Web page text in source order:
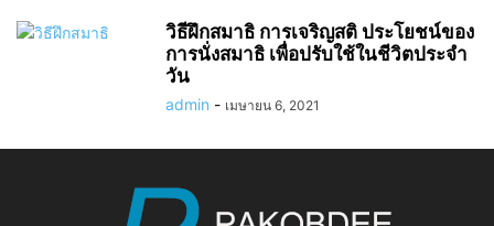
วิธีฝึกสมาธิ การเจริญสติ ประโยชน์ของ
การนั่งสมาธิ เพื่อปรับใช้ในชีวิตประจำ
วัน
admin - เมษายน 6, 2021